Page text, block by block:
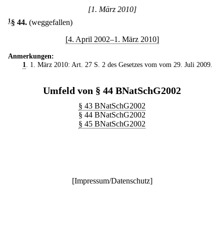
[1. März 2010]
1 § 44. (weggefallen)
[4. April 2002–1. März 2010]
Anmerkungen:
1
. 1. März 2010: Art. 27 S. 2 des Gesetzes vom vom 29. Juli 2009.
Umfeld von § 44 BNatSchG2002
§ 43 BNatSchG2002
§ 44 BNatSchG2002
§ 45 BNatSchG2002
[Impressum/Datenschutz]